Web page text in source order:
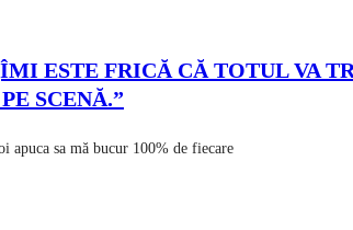
ESTE FRICĂ CĂ TOTUL VA
SCENĂ.”
apuca sa mă bucur 100% de fiecare